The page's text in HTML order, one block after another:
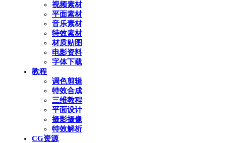
视频素材
平面素材
音乐素材
特效素材
材质贴图
电影资料
字体下载
教程
调色剪辑
特效合成
三维教程
平面设计
摄影摄像
特效解析
CG资源